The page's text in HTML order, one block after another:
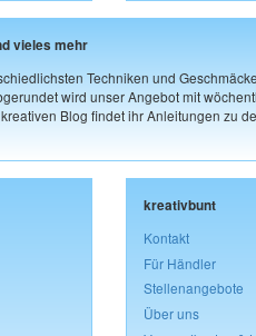
vieles mehr
Techniken und
wird unser Angebot mit
Blog findet ihr Anleitungen zu
kreativbunt
Kontakt
Für Händler
Stellenangebote
Über uns